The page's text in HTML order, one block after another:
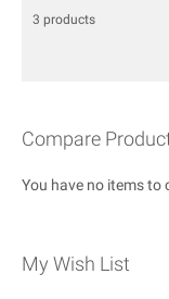
3 products
Compare
You have no items to
My Wish List